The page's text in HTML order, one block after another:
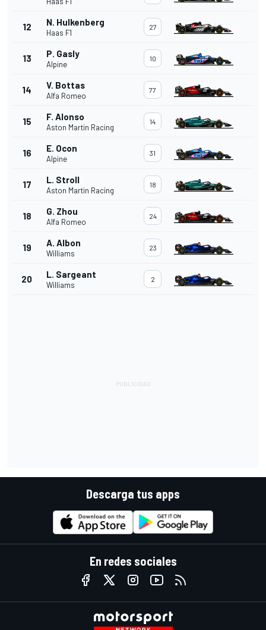
12 N. Hulkenberg
Haas F1
27
13 P. Gasly
Alpine
10
14 V. Bottas
Alfa Romeo
77
15 F. Alonso
Aston Martin Racing
14
16 E. Ocon
Alpine
31
17 L. Stroll
Aston Martin Racing
18
18 G. Zhou
Alfa Romeo
24
19 A. Albon
Williams
23
20 L. Sargeant
Williams
2
Descarga tus apps
En redes sociales